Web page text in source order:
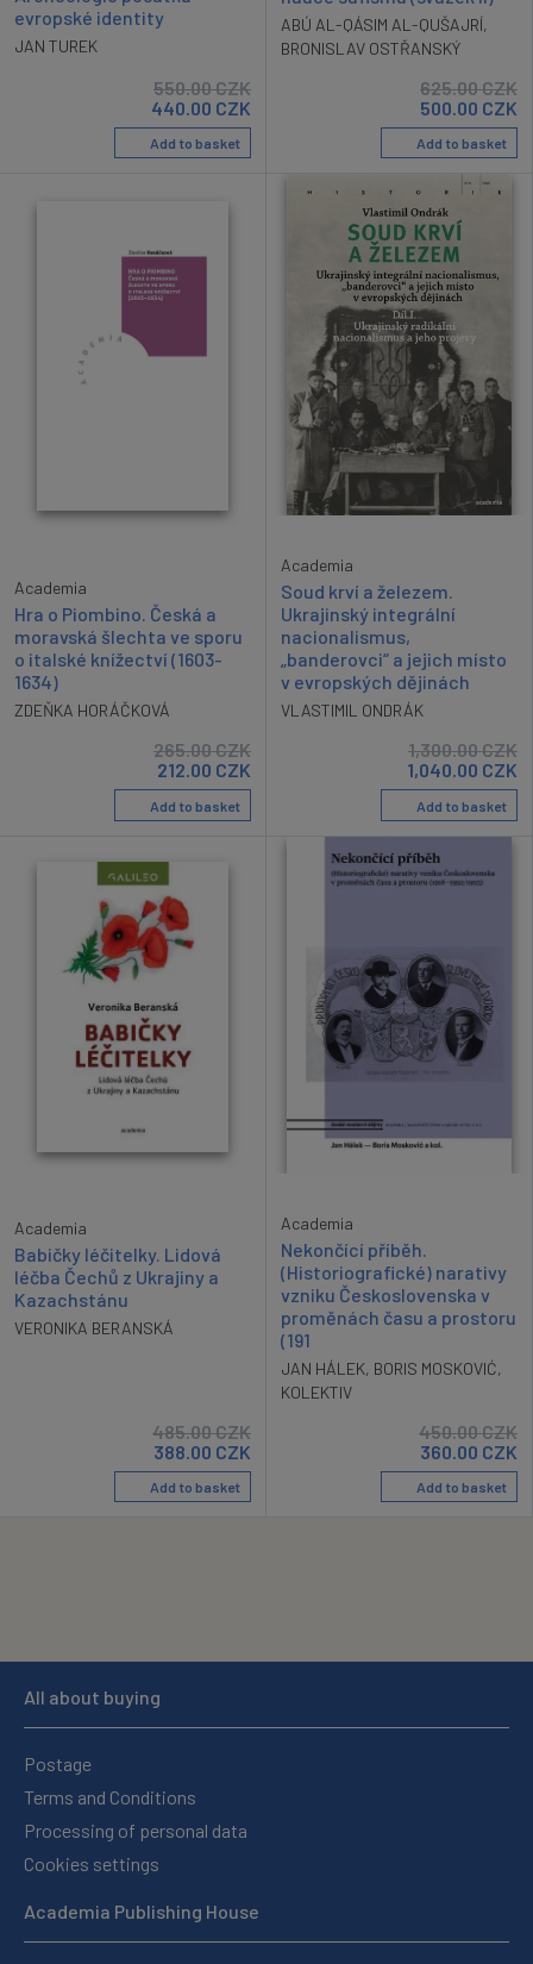
evropské identity
JAN TUREK
550.00CZK
440.00 CZK
Add to basket
ABÚ AL-QÁSIM AL-QUŠAJRÍ,
BRONISLAV OSTŘANSKÝ
625.00CZK
500.00 CZK
Add to basket
Academia
Hra o Piombino. Česká a
moravská šlechta ve sporu
o italské knížectví (1603-
1634)
ZDEŇKA HORÁČKOVÁ
265.00CZK
212.00 CZK
Add to basket
Academia
Soud krví a železem.
Ukrajinský integrální
nacionalismus,
„banderovci“ a jejich místo
v evropských dějinách
VLASTIMIL ONDRÁK
1,300.00CZK
1,040.00 CZK
Add to basket
Academia
Babičky léčitelky. Lidová
léčba Čechů z Ukrajiny a
Kazachstánu
VERONIKA BERANSKÁ
485.00CZK
388.00 CZK
Add to basket
Academia
Nekončící příběh.
(Historiografické) narativy
vzniku Československa v
proměnách času a prostoru
(191
JAN HÁLEK, BORIS MOSKOVIĆ,
KOLEKTIV
450.00CZK
360.00 CZK
Add to basket
All about buying
Postage
Terms and Conditions
Processing of personal data
Cookies settings
Academia Publishing House